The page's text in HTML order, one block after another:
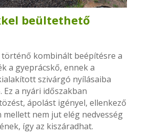
beültethető
történő kombinált beépítésre a
a gyeprácskő, ennek a
szivárgó nyílásaiba
a nyári időszakban
ápolást igényel, ellenkező
mellett nem jut elég nedvesség
így az kiszáradhat.